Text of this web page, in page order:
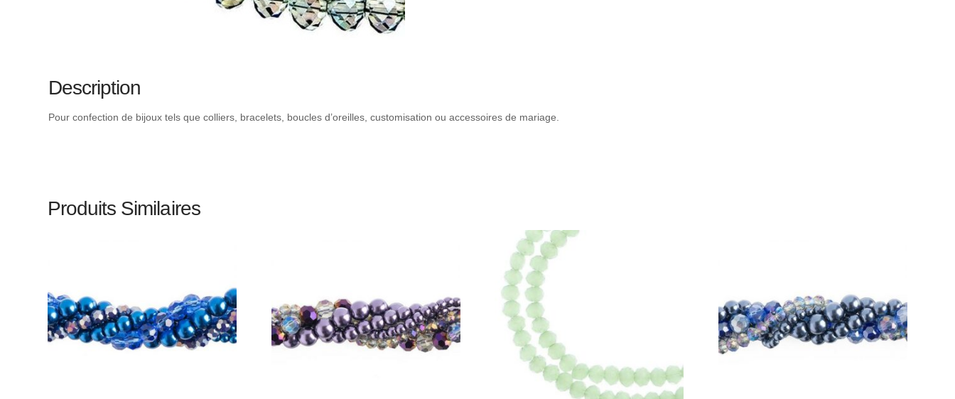
Description
Pour confection de bijoux tels que colliers, bracelets, boucles d’oreilles, customisation ou accessoires de mariage.
Produits Similaires